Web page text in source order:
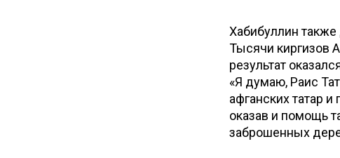
Хабибуллин
Тысячи киргизов
результат
«Я думаю, Раис
афганских татар
оказав и помощь
заброшенных